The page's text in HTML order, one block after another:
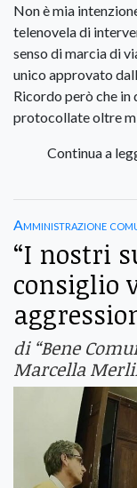
Non è mia
telenovela di
senso di marcia di
unico approvato
Ricordo però che
protocollate oltre
Continua a
Amministrazione
“I nostri
consiglio
di “Bene
Marcella